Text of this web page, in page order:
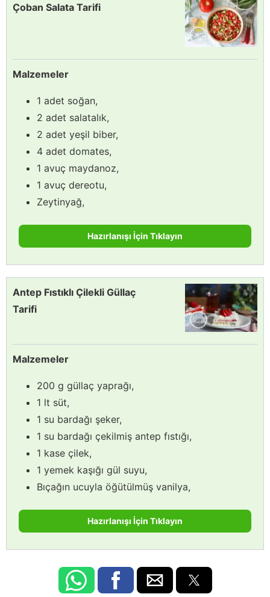
Çoban Salata Tarifi
Malzemeler
1 adet soğan,
2 adet salatalık,
2 adet yeşil biber,
4 adet domates,
1 avuç maydanoz,
1 avuç dereotu,
Zeytinyağ,
Hazırlanışı İçin Tıklayın
Antep Fıstıklı Çilekli Güllaç
Tarifi
Malzemeler
200 g güllaç yaprağı,
1 lt süt,
1 su bardağı şeker,
1 su bardağı çekilmiş antep fıstığı,
1 kase çilek,
1 yemek kaşığı gül suyu,
Bıçağın ucuyla öğütülmüş vanilya,
Hazırlanışı İçin Tıklayın